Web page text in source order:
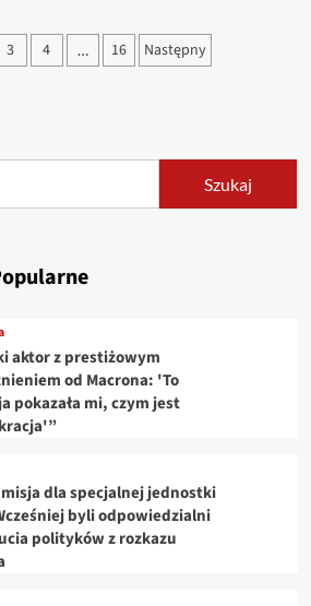
3 4 … 16 Następny
Szukaj
aktor z prestiżowym
od Macrona: 'To
pokazała mi, czym jest
dla specjalnej jednostki
byli odpowiedzialni
polityków z rozkazu